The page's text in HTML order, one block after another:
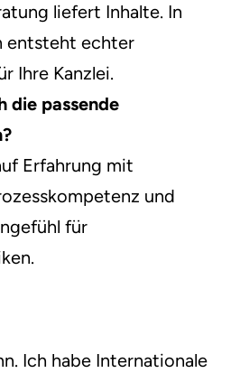
liefert Inhalte. In
entsteht echter
Ihre Kanzlei.
die passende
Erfahrung mit
und
für
Ich habe Internationale